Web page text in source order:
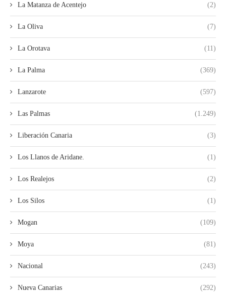
La Matanza de Acentejo (2)
La Oliva (7)
La Orotava (11)
La Palma (369)
Lanzarote (597)
Las Palmas (1.249)
Liberación Canaria (3)
Los Llanos de Aridane. (1)
Los Realejos (2)
Los Silos (1)
Mogan (109)
Moya (81)
Nacional (243)
Nueva Canarias (292)